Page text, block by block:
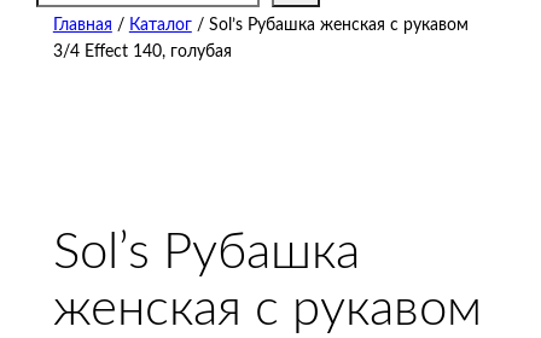
Главная / Каталог/ Sol’s Рубашка женская с рукавом
3/4 Effect 140, голубая
Sol’s Рубашка
женская с рукавом